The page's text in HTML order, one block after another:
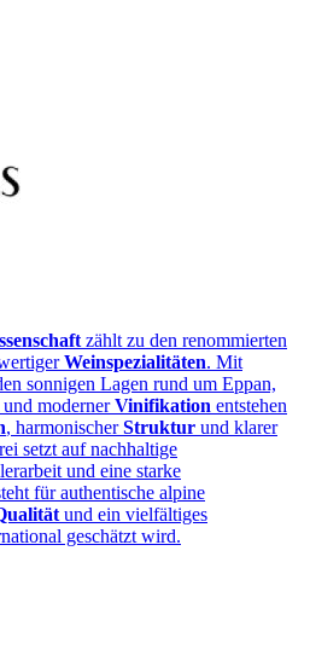
zählt zu den renommierten
Weinspezialitäten. Mit
sonnigen Lagen rund um Eppan,
und modernerVinifikation entstehen
, harmonischerStruktur und klarer
setzt auf nachhaltige
und eine starke
für authentische alpine
und ein vielfältiges
geschätzt wird.